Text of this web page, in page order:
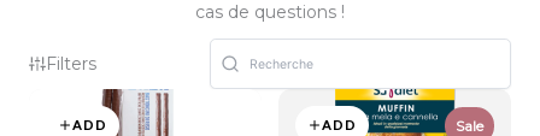
cas de questions !
Filters
ADD ADD Sale